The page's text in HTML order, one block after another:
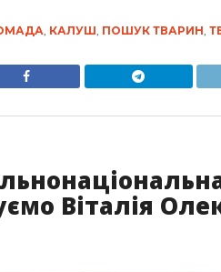
КАЛУШ ПОШУК ТВАРИН
Віталія